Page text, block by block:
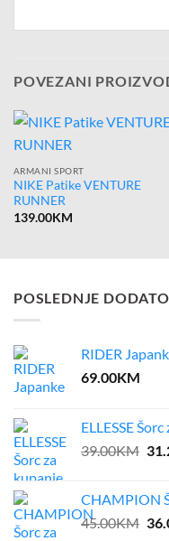
POVEZANI
ARMANI SPORT
NIKE Patike VENTURE
RUNNER
139.00KM
POSLEDNJE DODATO
RIDER
69.00KM
ELLESSE
39.00KM
CHAMPION
45.00KM